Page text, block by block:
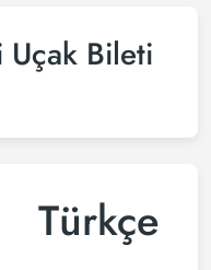
Bileti
Türkçe